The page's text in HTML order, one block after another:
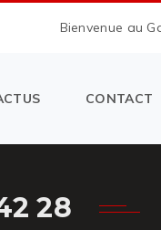
Bienvenue au
CONTACT
28